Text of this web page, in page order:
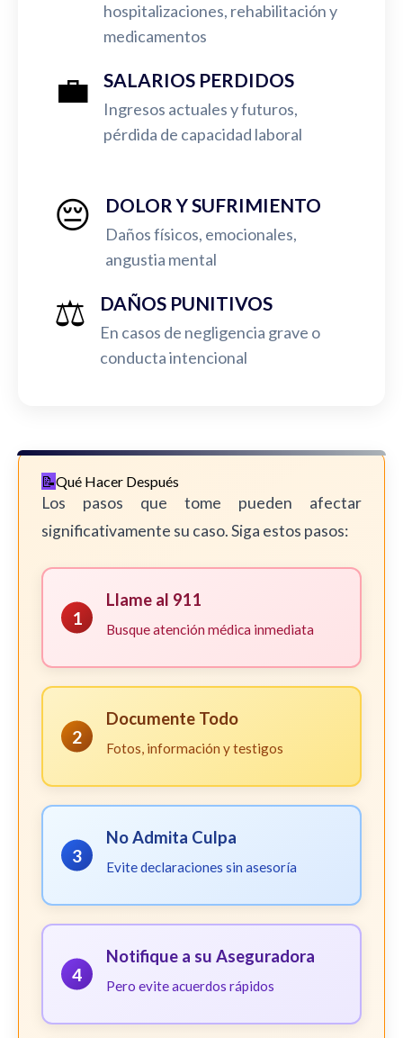
hospitalizaciones, rehabilitación y
medicamentos
💼 SALARIOS PERDIDOS
Ingresos actuales y futuros,
pérdida de capacidad laboral
😔 DOLOR Y SUFRIMIENTO
Daños físicos, emocionales,
angustia mental
⚖️ DAÑOS PUNITIVOS
En casos de negligencia grave o
conducta intencional
Qué Hacer Después
Los pasos que tome pueden afectar
significativamente su caso. Siga estos pasos:
1
Llame al 911
Busque atención médica inmediata
2
Documente Todo
Fotos, información y testigos
3
No Admita Culpa
Evite declaraciones sin asesoría
4
Notifique a su Aseguradora
Pero evite acuerdos rápidos